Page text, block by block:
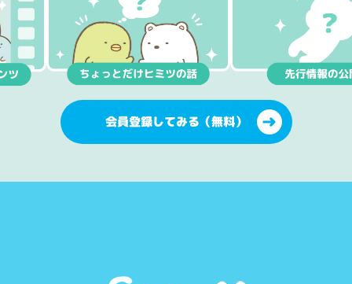
会員登録してみる（無料）